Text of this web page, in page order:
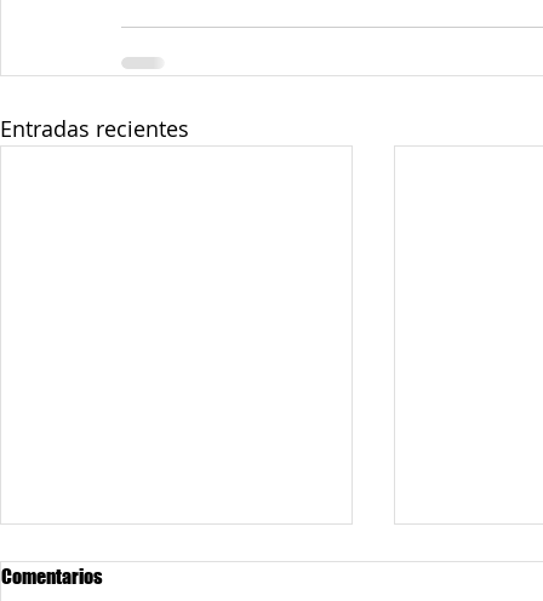
Entradas recientes
Comentarios